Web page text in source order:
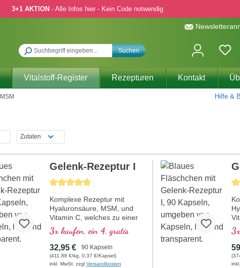
3+1 AKTION - Alle Infos hier - Kein Code notwendig
Suchen
Vitalstoff-Register Rezepturen Kontakt
MSM Hilfe &
Zutaten
Durchschnittliche Bewertung von 5 von 5 Sternen
Gelenk-Rezeptur I
Komplexe Rezeptur mit
Hyaluronsäure, MSM, und
Vitamin C, welches zu einer
normalen Kollagenbildung für
eine normale Knorpelfunktion
beiträgt. Zur spezifischen
Versorgung der knorpeligen
Gelenkstrukturen in optimaler
3x kaufen, ein 4. gratis
32,95 € 90 Kapseln
(411,88 €/kg, 0,37 €/Kapsel)
inkl. MwSt. zzgl Versandkosten